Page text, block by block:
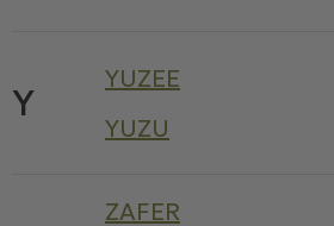
Y
YUZEE
YUZU
ZAFER